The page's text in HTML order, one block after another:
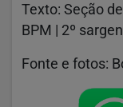
Texto: Seção
BPM | 2º
Fonte e fotos: